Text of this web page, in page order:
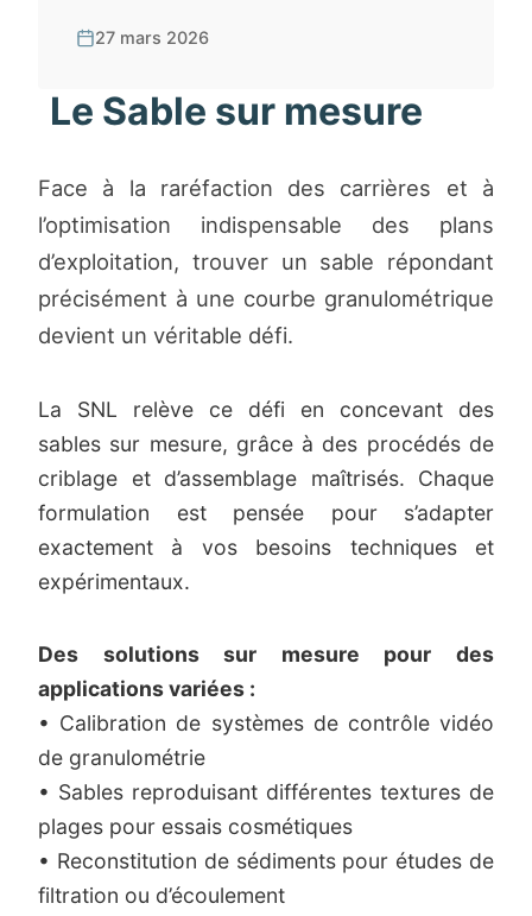
27 mars 2026
Le Sable sur mesure
Face à la raréfaction des carrières et à
l’optimisation indispensable des plans
d’exploitation, trouver un sable répondant
précisément à une courbe granulométrique
devient un véritable défi.
La SNL relève ce défi en concevant des
sables sur mesure, grâce à des procédés de
criblage et d’assemblage maîtrisés. Chaque
formulation est pensée pour s’adapter
exactement à vos besoins techniques et
expérimentaux.
Des solutions sur mesure pour des
applications variées :
• Calibration de systèmes de contrôle vidéo
de granulométrie
• Sables reproduisant différentes textures de
plages pour essais cosmétiques
• Reconstitution de sédiments pour études de
filtration ou d’écoulement